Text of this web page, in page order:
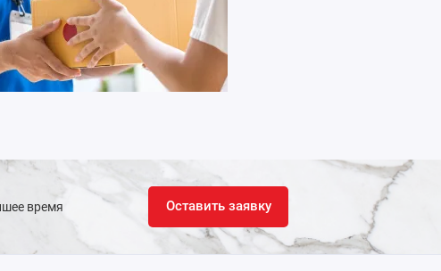
время Оставить заявку